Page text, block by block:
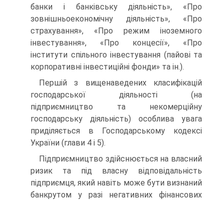
банки і банківську діяльність», «Про
зовнішньоекономічну діяльність», «Про
страхування», «Про режим іноземного
інвестування», «Про концесії», «Про
інститути спільного інвестування (пайові та
корпоративні інвестиційні фонди» та ін.).
Першій з вищенаведених класифікацій
господарської діяльності (на
підприємництво та некомерційну
господарську діяльність) особлива увага
приділяється в Господарському кодексі
України (глави 4 і 5).
Підприємництво здійснюється на власний
ризик та під власну відповідальність
підприємця, який навіть може бути визнаний
банкрутом у разі негативних фінансових